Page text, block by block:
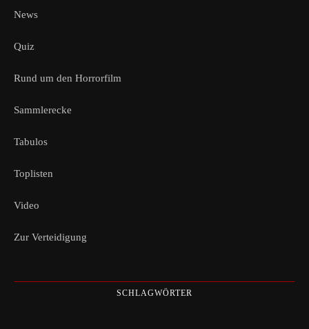
News
Quiz
Rund um den Horrorfilm
Sammlerecke
Tabulos
Toplisten
Video
Zur Verteidigung
SCHLAGWÖRTER